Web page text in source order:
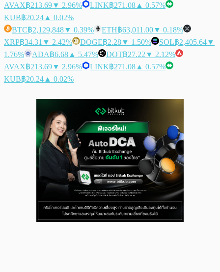
AVAX฿213.69▼ 2.96% LINK฿271.08 ▲ 0.57%
KUB฿20.24 ▲ 0.02%
BTC฿2,129,848▼ 0.39% ETH฿63,011.00▼ 0.18%
XRP฿34.31 ▼ 2.42% DOGE฿2.28▼ 1.50% SOL฿2,405.64▼
1.76%
ADA฿6.68 ▲ 5.47% DOT฿27.22 ▼ 2.12%
AVAX฿213.69▼ 2.96% LINK฿271.08 ▲ 0.57%
KUB฿20.24 ▲ 0.02%